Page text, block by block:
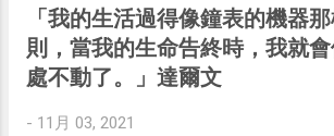
「我的生活過得像鐘表的機器
則，當我的生命告終時，我就
處不動了。」達爾文
- 11月 03, 2021